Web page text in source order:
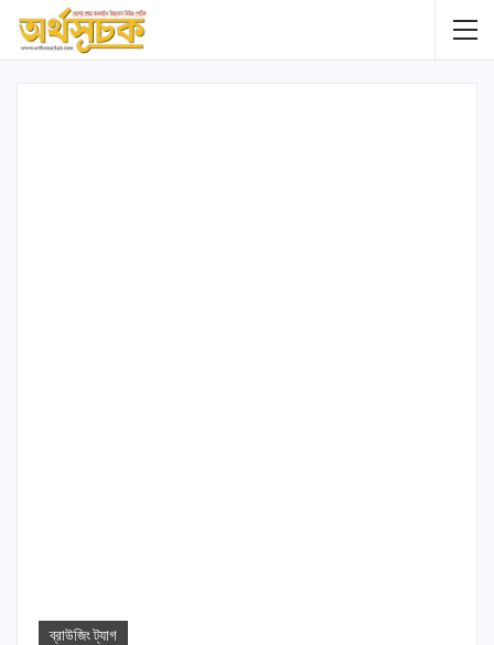
ব্রাউজিং ট্যাগ